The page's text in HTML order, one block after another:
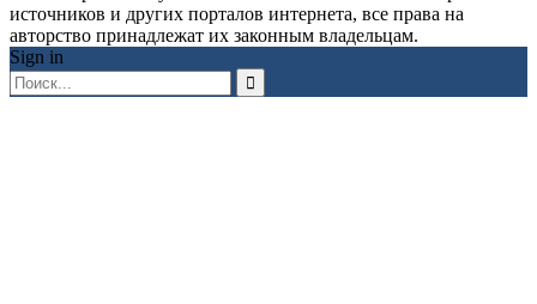
источников и других порталов интернета, все права на
авторство принадлежат их законным владельцам.
Sign in